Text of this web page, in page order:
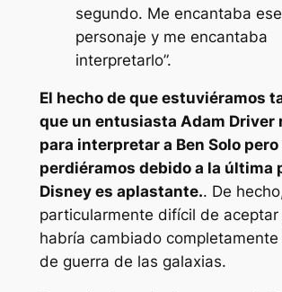
segundo. Me encantaba ese
personaje y me encantaba
interpretarlo”.
El hecho de que estuviéramos
que un entusiasta Adam Driver
para interpretar a Ben Solo pero
perdiéramos debido a la última
Disney es aplastante.. De
particularmente difícil de aceptar
habría cambiado
de guerra de las galaxias.